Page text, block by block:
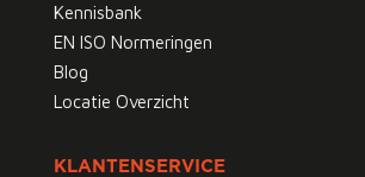
Kennisbank
EN ISO Normeringen
Blog
Locatie Overzicht
KLANTENSERVICE